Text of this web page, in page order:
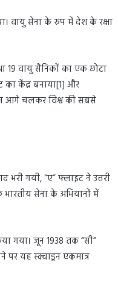
वायु सेना के रुप में देश के रक्षा
19 वायु सैनिकों का एक छोटा
का केंद्र बनाया[1] और
आगे चलकर विश्व की सबसे
गयी, “ए” फ्लाइट ने उत्तरी
भारतीय सेना के अभियानों में
गया। जून 1938 तक “सी”
यह स्क्वाड्रन एकमात्र